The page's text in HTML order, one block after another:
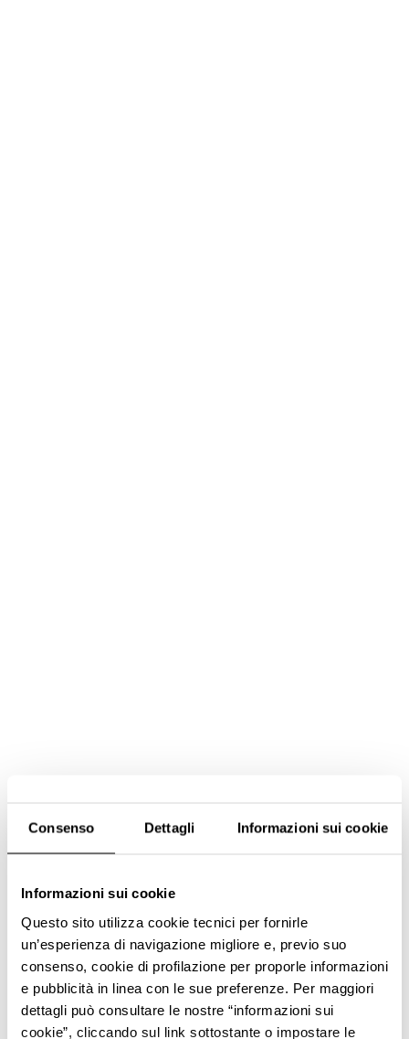
Consenso Dettagli Informazioni sui cookie
Informazioni sui cookie
Questo sito utilizza cookie tecnici per fornirle
un’esperienza di navigazione migliore e, previo suo
consenso, cookie di profilazione per proporle informazioni
e pubblicità in linea con le sue preferenze. Per maggiori
dettagli può consultare le nostre “informazioni sui
cookie”, cliccando sul link sottostante o impostare le